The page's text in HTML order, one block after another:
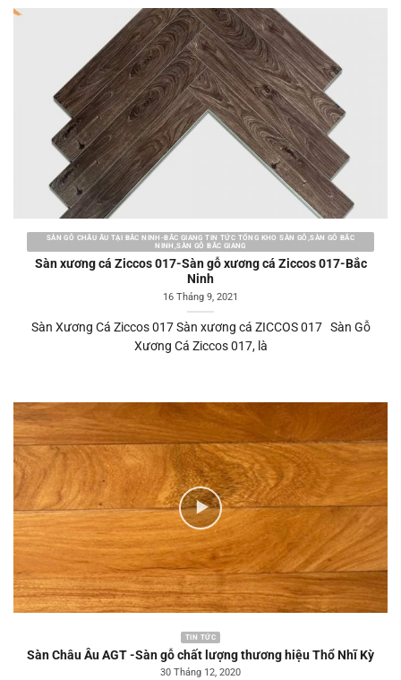
SÀN GỖ CHÂU ÂU TẠI BẮC NINH-BẮC GIANG TIN TỨC TỔNG KHO SÀN GỖ,SÀN GỖ BẮC
NINH,SÀN GỖ BẮC GIANG
Sàn xương cá Ziccos 017-Sàn gỗ xương cá Ziccos 017-Bắc
Ninh
16 Tháng 9, 2021
Sàn Xương Cá Ziccos 017 Sàn xương cá ZICCOS 017 Sàn Gỗ
Xương Cá Ziccos 017, là
TIN TỨC
Sàn Châu Âu AGT -Sàn gỗ chất lượng thương hiệu Thổ Nhĩ Kỳ
30 Tháng 12, 2020